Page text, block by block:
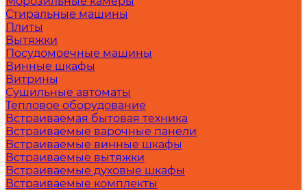
Стиральные машины
Плиты
Вытяжки
Посудомоечные машины
Винные шкафы
Витрины
Сушильные автоматы
Тепловое оборудование
Встраиваемая бытовая техника
Встраиваемые варочные панели
Встраиваемые винные шкафы
Встраиваемые вытяжки
Встраиваемые духовые шкафы
Встраиваемые комплекты